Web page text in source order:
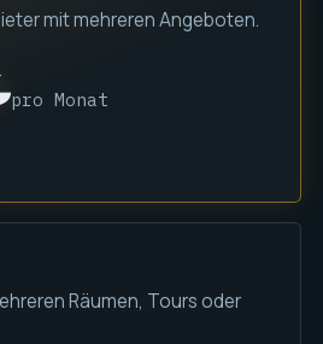
mit mehreren Angeboten.
pro Monat
Räumen, Tours oder